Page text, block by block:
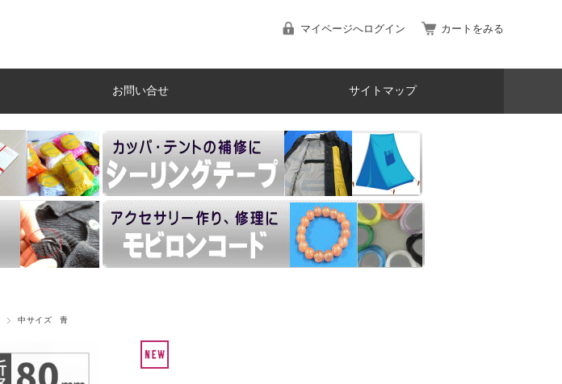
マイページへログイン カートをみる
お問い合せ サイトマップ
中サイズ 青